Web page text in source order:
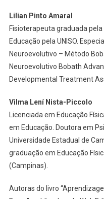
Lilian Pinto Amaral
Fisioterapeuta graduada
Educação pela UNISO.
Neuroevolutivo – Método
Neuroevolutivo Bobath
Developmental Treatment
Vilma Lení Nista-Piccolo
Licenciada em Educação
em Educação. Doutora em
Universidade Estadual de
graduação em Educação
(Campinas).
Autoras do livro